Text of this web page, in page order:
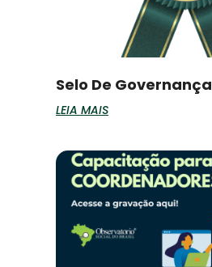
Selo De Governança
LEIA MAIS